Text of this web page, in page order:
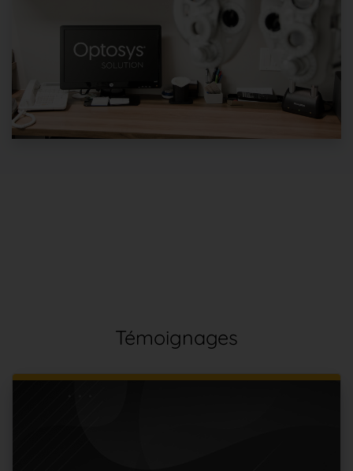
Témoignages